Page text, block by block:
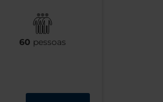
60 pessoas